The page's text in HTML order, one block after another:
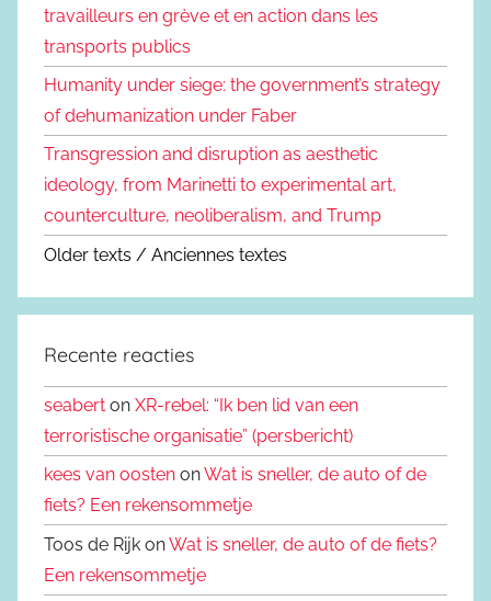
travailleurs en grève et en action dans les
transports publics
Humanity under siege: the government’s strategy
of dehumanization under Faber
Transgression and disruption as aesthetic
ideology, from Marinetti to experimental art,
counterculture, neoliberalism, and Trump
Older texts / Anciennes textes
Recente reacties
seabert on XR-rebel: “Ik ben lid van een
terroristische organisatie” (persbericht)
kees van oosten onWat is sneller, de auto of de
fiets? Een rekensommetje
Toos de Rijk onWat is sneller, de auto of de fiets?
Een rekensommetje